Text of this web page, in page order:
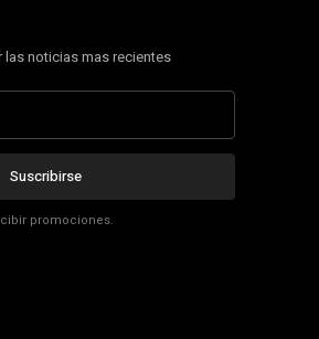
noticias mas recientes
Suscribirse
promociones.